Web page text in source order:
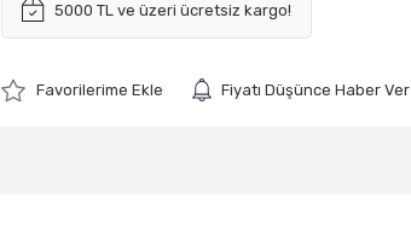
5000 TL ve üzeri ücretsiz kargo!
Fiyatı Düşünce Haber Ver